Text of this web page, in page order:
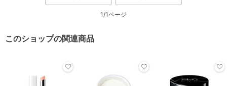
1/1ページ
このショップの関連商品